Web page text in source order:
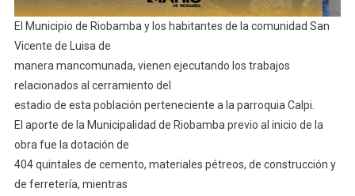
En
La
San
Vicente
De
Luisa
El Municipio de Riobamba y los habitantes de la comunidad San
Vicente de Luisa de
manera mancomunada, vienen ejecutando los trabajos
relacionados al cerramiento del
estadio de esta población perteneciente a la parroquia Calpi.
El aporte de la Municipalidad de Riobamba previo al inicio de la
obra fue la dotación de
404 quintales de cemento, materiales pétreos, de construcción y
de ferretería, mientras